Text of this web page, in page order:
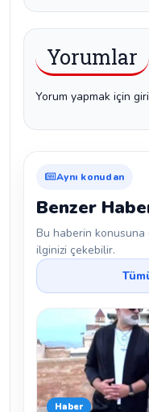
Yorumlar
Yorum yapmak için
Aynı konudan
Benzer
Bu haberin
ilginizi çekebilir.
Haber